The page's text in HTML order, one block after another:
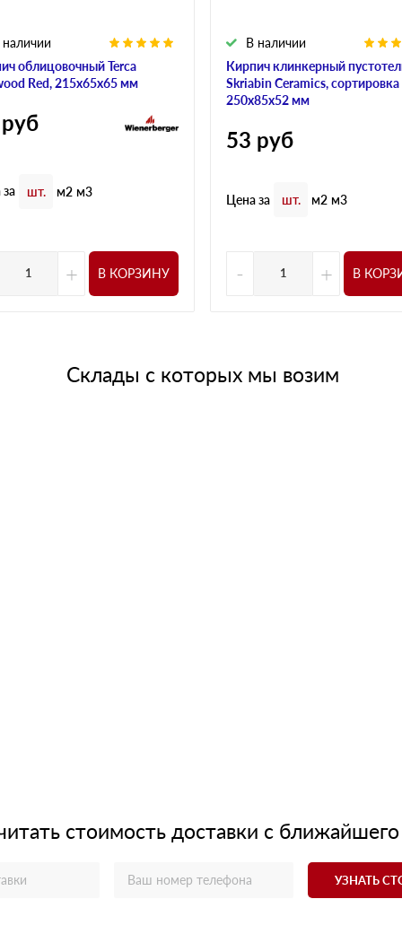
облицовочный Terca
Red, 215х65х65 мм
шт. м2 м3
+ В КОРЗИНУ
Кирпич клинкерный
Skriabin Ceramics, сортировка
250х85х52 мм
В наличии
53 руб
Цена за шт. м2 м3
- + В
Склады с которых мы возим
стоимость доставки с ближайшего
УЗНАТЬ